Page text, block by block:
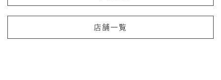
店舗一覧